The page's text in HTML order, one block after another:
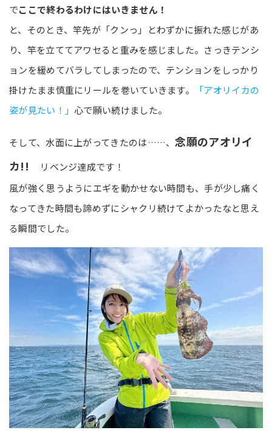
でここで終わるわけにはいきません！
と、そのとき、竿先が「クンっ」とわずかに振れた感じがあ
り、竿を立ててアワセると重みを感じました。さっきテンシ
ョンを緩めてバラしてしまったので、テンションをしっかり
掛けたまま慎重にリールを巻いていきます。
「アオリイカの
姿が見たい！」心で願い続けました。
そして、水面に上がってきたのは……、念願のアオリイ
カ!!
リベンジ達成です！
風が強く思うようにエギを動かせない時間も、手が少し痛く
なってきた時間も諦めずにシャクリ続けてよかったなと思え
る瞬間でした。